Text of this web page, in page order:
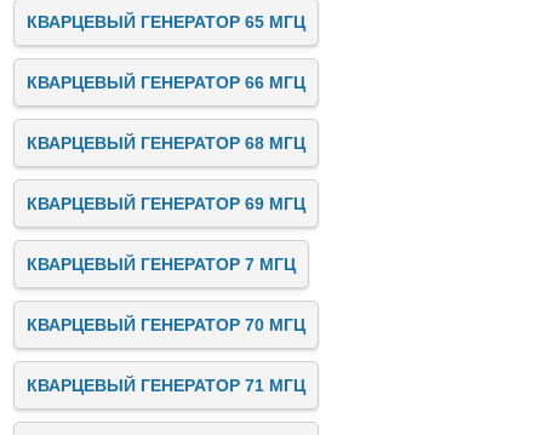
КВАРЦЕВЫЙ ГЕНЕРАТОР 65 МГЦ
КВАРЦЕВЫЙ ГЕНЕРАТОР 66 МГЦ
КВАРЦЕВЫЙ ГЕНЕРАТОР 68 МГЦ
КВАРЦЕВЫЙ ГЕНЕРАТОР 69 МГЦ
КВАРЦЕВЫЙ ГЕНЕРАТОР 7 МГЦ
КВАРЦЕВЫЙ ГЕНЕРАТОР 70 МГЦ
КВАРЦЕВЫЙ ГЕНЕРАТОР 71 МГЦ